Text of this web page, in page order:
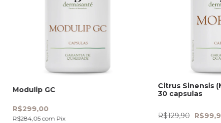
Modulip GC
R$299,00
R$284,05com Pix
Citrus Sinensis
30 capsulas
R$129,90